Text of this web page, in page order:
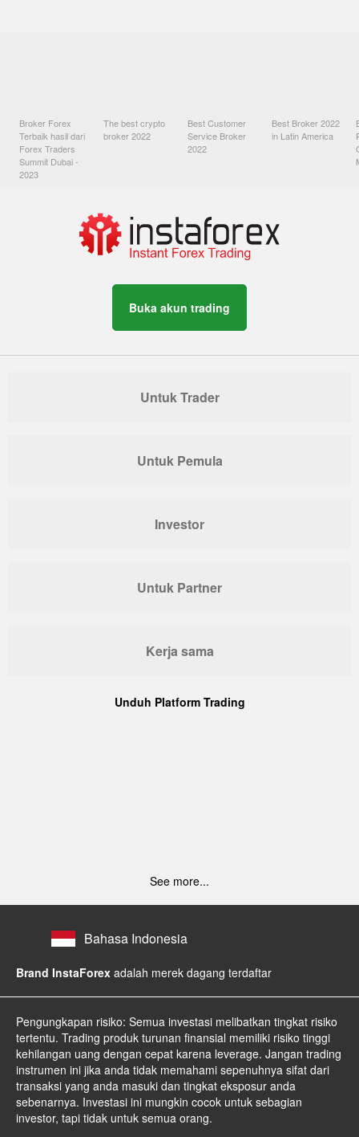
Broker Forex
Terbaik hasil dari
Forex Traders
Summit Dubai -
2023
The best crypto
broker 2022
Best Customer
Service Broker
2022
Best Broker 2022
in Latin America
Buka akun trading
Untuk Trader
Untuk Pemula
Investor
Untuk Partner
Kerja sama
Unduh Platform Trading
See more...
Bahasa Indonesia
Brand InstaForex adalah merek dagang terdaftar
Pengungkapan risiko: Semua investasi melibatkan tingkat risiko
tertentu. Trading produk turunan finansial memiliki risiko tinggi
kehilangan uang dengan cepat karena leverage. Jangan trading
instrumen ini jika anda tidak memahami sepenuhnya sifat dari
transaksi yang anda masuki dan tingkat eksposur anda
sebenarnya. Investasi ini mungkin cocok untuk sebagian
investor, tapi tidak untuk semua orang.